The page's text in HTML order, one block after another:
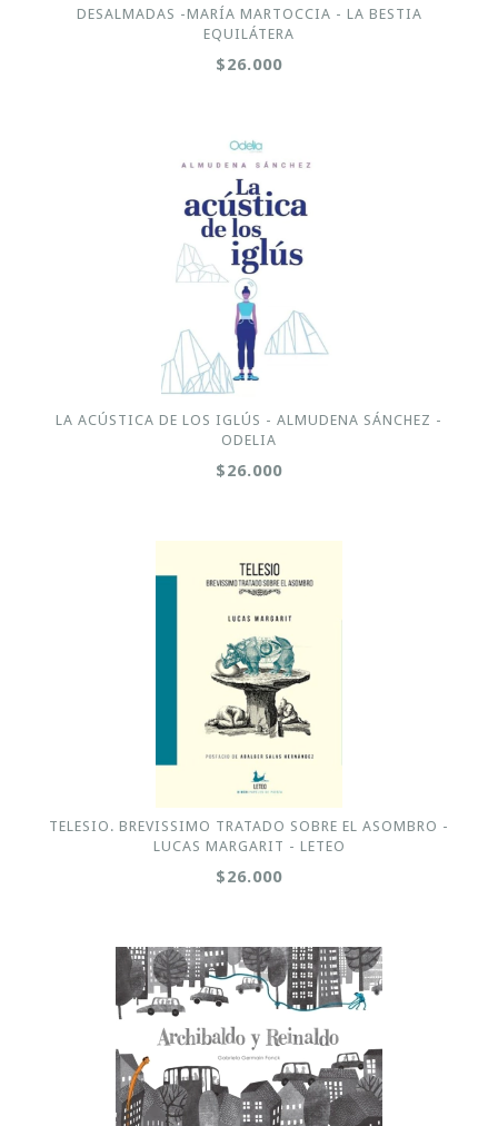
DESALMADAS -MARÍA MARTOCCIA - LA BESTIA
EQUILÁTERA
$26.000
LA ACÚSTICA DE LOS IGLÚS - ALMUDENA SÁNCHEZ -
ODELIA
$26.000
TELESIO. BREVISSIMO TRATADO SOBRE EL ASOMBRO -
LUCAS MARGARIT - LETEO
$26.000